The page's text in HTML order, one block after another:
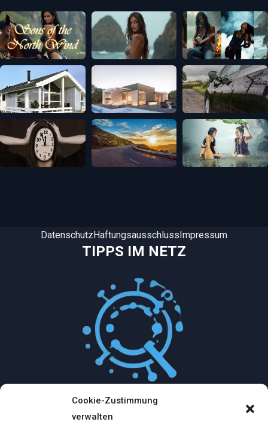
Cookie-Zustimmung
verwalten
TIPPS IM NETZ
DatenschutzHaftungsausschlussImpressum
Mythologische Abenteuer in der Welt der